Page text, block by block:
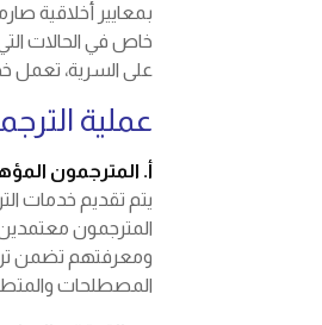
بمعايير أخلاقية
خاص في الحالات
على السرية، تعمل
عملية
أ. المترجمون
يتم تقديم خدمات
المترجمون
ومعرفتهم تضمن
المصطلحات